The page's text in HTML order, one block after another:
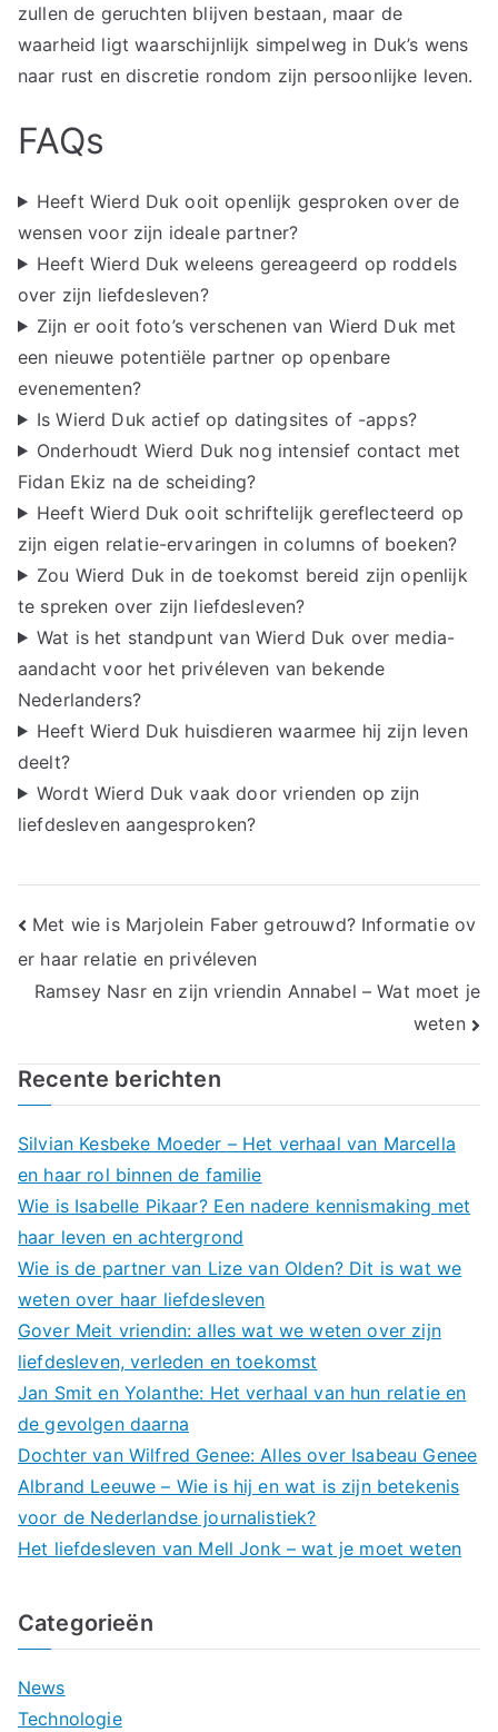
zullen de geruchten blijven bestaan, maar de
waarheid ligt waarschijnlijk simpelweg in Duk’s wens
naar rust en discretie rondom zijn persoonlijke leven.
FAQs
Heeft Wierd Duk ooit openlijk gesproken over de
wensen voor zijn ideale partner?
Heeft Wierd Duk weleens gereageerd op roddels
over zijn liefdesleven?
Zijn er ooit foto’s verschenen van Wierd Duk met
een nieuwe potentiële partner op openbare
evenementen?
Is Wierd Duk actief op datingsites of -apps?
Onderhoudt Wierd Duk nog intensief contact met
Fidan Ekiz na de scheiding?
Heeft Wierd Duk ooit schriftelijk gereflecteerd op
zijn eigen relatie-ervaringen in columns of boeken?
Zou Wierd Duk in de toekomst bereid zijn openlijk
te spreken over zijn liefdesleven?
Wat is het standpunt van Wierd Duk over media-
aandacht voor het privéleven van bekende
Nederlanders?
Heeft Wierd Duk huisdieren waarmee hij zijn leven
deelt?
Wordt Wierd Duk vaak door vrienden op zijn
liefdesleven aangesproken?
Bericht
navigatie
Met wie is Marjolein Faber getrouwd? Informatie ov
er haar relatie en privéleven
Ramsey Nasr en zijn vriendin Annabel – Wat moet je
weten
Recente berichten
Silvian Kesbeke Moeder – Het verhaal van Marcella
en haar rol binnen de familie
Wie is Isabelle Pikaar? Een nadere kennismaking met
haar leven en achtergrond
Wie is de partner van Lize van Olden? Dit is wat we
weten over haar liefdesleven
Gover Meit vriendin: alles wat we weten over zijn
liefdesleven, verleden en toekomst
Jan Smit en Yolanthe: Het verhaal van hun relatie en
de gevolgen daarna
Dochter van Wilfred Genee: Alles over Isabeau Genee
Albrand Leeuwe – Wie is hij en wat is zijn betekenis
voor de Nederlandse journalistiek?
Het liefdesleven van Mell Jonk – wat je moet weten
Categorieën
News
Technologie